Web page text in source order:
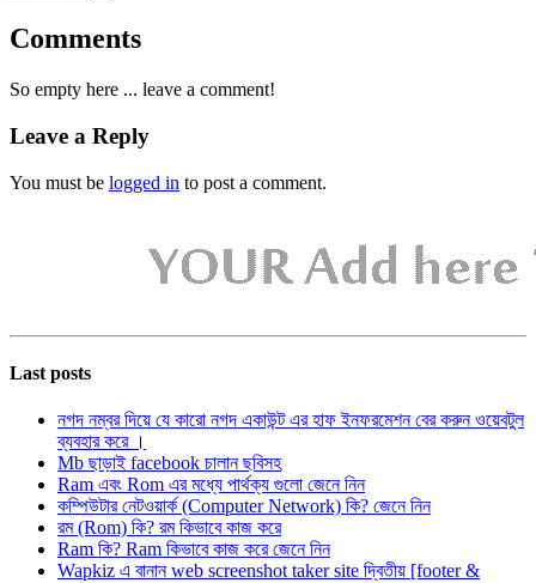
Comments
So empty here ... leave a comment!
Leave a Reply
You must be logged in to post a comment.
Last posts
নগদ নম্বর দিয়ে যে কারো নগদ একাউন্ট এর হাফ ইনফরমেশন বের করুন ওয়েবটুল
ব্যবহার করে ।
Mb ছাড়াই facebook চালান ছবিসহ
Ram এবং Rom এর মধ্যে পার্থক্য গুলো জেনে নিন
কম্পিউটার নেটওয়ার্ক (Computer Network) কি? জেনে নিন
রম (Rom) কি? রম কিভাবে কাজ করে
Ram কি? Ram কিভাবে কাজ করে জেনে নিন
Wapkiz এ বানান web screenshot taker site দ্বিতীয় [footer &